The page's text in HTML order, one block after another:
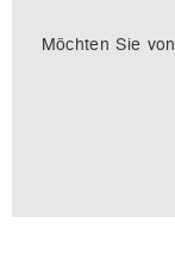
Möchten Sie von